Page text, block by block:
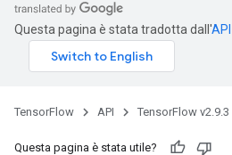
Questa pagina è stata tradotta dall'
TensorFlow API TensorFlow v2.9.3
Questa pagina è stata utile?